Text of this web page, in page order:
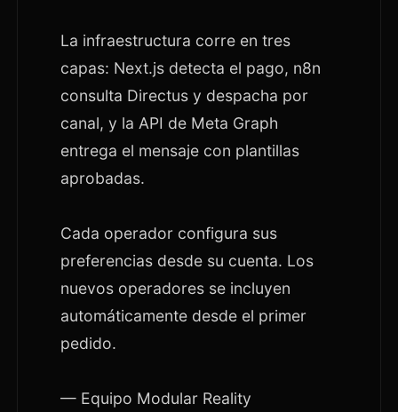
La infraestructura corre en tres
capas: Next.js detecta el pago, n8n
consulta Directus y despacha por
canal, y la API de Meta Graph
entrega el mensaje con plantillas
aprobadas.
Cada operador configura sus
preferencias desde su cuenta. Los
nuevos operadores se incluyen
automáticamente desde el primer
pedido.
— Equipo Modular Reality